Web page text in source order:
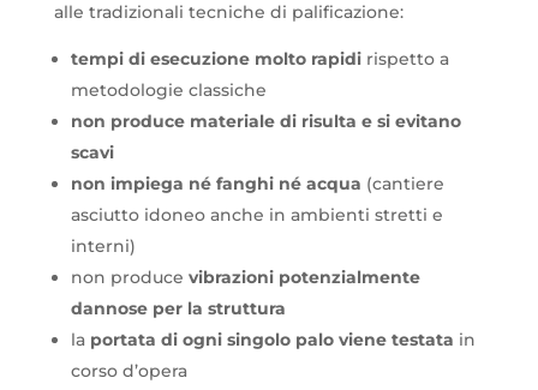
alle tradizionali tecniche di palificazione:
tempi di esecuzione molto rapidi rispetto a
metodologie classiche
non produce materiale di risulta e si evitano
scavi
non impiega né fanghi né acqua (cantiere
asciutto idoneo anche in ambienti stretti e
interni)
non produce vibrazioni potenzialmente
dannose per la struttura
la portata di ogni singolo palo viene testata in
corso d’opera